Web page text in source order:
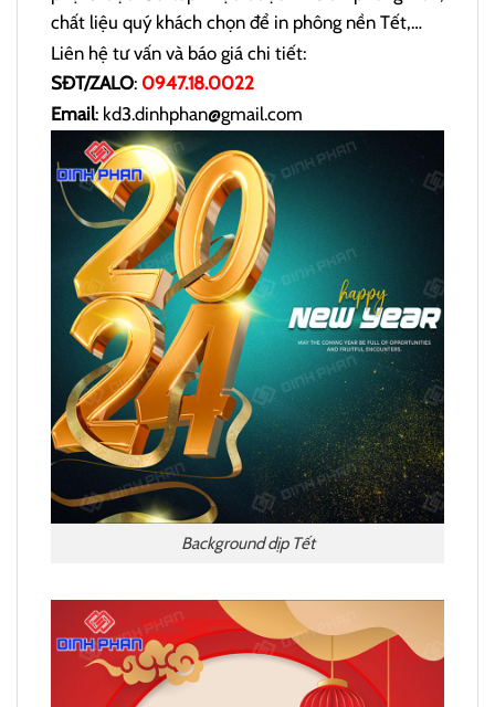
chất liệu quý khách chọn để in phông nền Tết,…
Liên hệ tư vấn và báo giá chi tiết:
SĐT/ZALO: 0947.18.0022
Email: kd3.dinhphan@gmail.com
Background dịp Tết